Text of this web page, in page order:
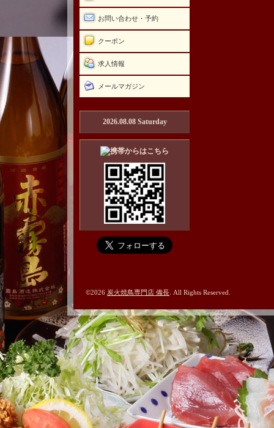
お問い合わせ・予約
クーポン
求人情報
メールマガジン
2026.08.08 Saturday
©2026 炭火焼鳥専門店 備長 . All Rights Reserved.